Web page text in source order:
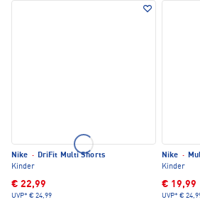
Nike · DriFit Multi Shorts
Kinder
€ 22,99
UVP* € 24,99
Nike ·
Kinder
€ 19,99
UVP* €